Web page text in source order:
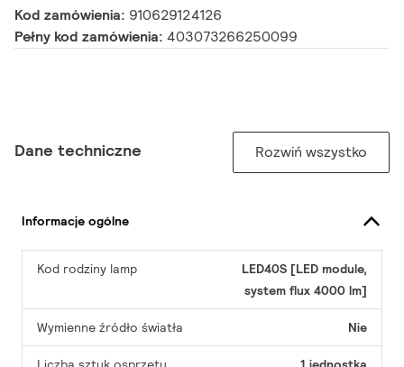
Kod zamówienia: 910629124126
Pełny kod zamówienia: 403073266250099
Dane techniczne Rozwiń wszystko
Informacje ogólne
Kod rodziny lamp
LED40S [LED module,
system flux 4000 lm]
Wymienne źródło światła Nie